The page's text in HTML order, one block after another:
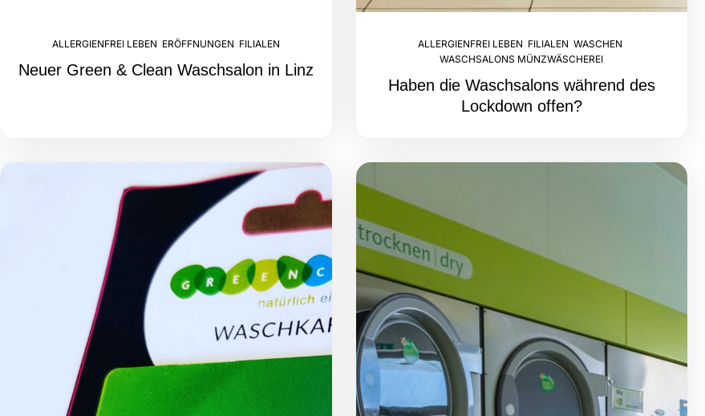
ALLERGIENFREI LEBEN ERÖFFNUNGEN FILIALEN
Neuer Green & Clean Waschsalon in Linz
ALLERGIENFREI LEBEN FILIALEN ,WASCHEN
WASCHSALONS MÜNZWÄSCHEREI
Haben die Waschsalons während des
Lockdown offen?